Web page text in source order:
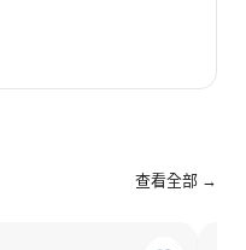
查看全部 →